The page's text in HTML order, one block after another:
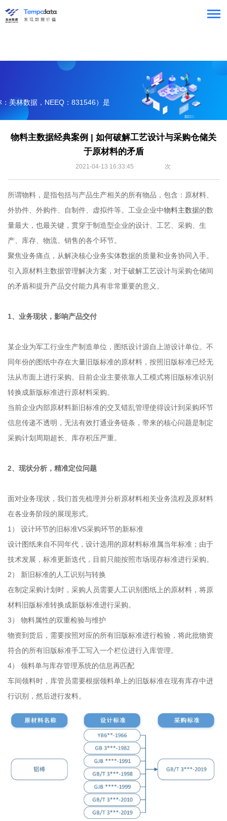
美林数据，NEEQ：831546）是
提供商。
物料主数据经典案例 | 如何破解工艺设计与采购仓储关
于原材料的矛盾
2021-04-13 16:33:45 次
所谓物料，是指包括与产品生产相关的所有物品，包含：原材料、
外协件、外购件、自制件、虚拟件等。工业企业中物料主数据的数
量最大，也最关键，贯穿于制造型企业的设计、工艺、采购、生
产、库存、物流、销售的各个环节。
聚焦业务痛点，从解决核心业务实体数据的质量和业务协同入手。
引入原材料主数据管理解决方案，对于破解工艺设计与采购仓储间
的矛盾和提升产品交付能力具有非常重要的意义。
1、业务现状，影响产品交付
某企业为军工行业生产制造单位，图纸设计源自上游设计单位。不
同年份的图纸中存在大量旧版标准的原材料，按照旧版标准已经无
法从市面上进行采购。目前企业主要依靠人工模式将旧版标准识别
转换成新版标准进行原材料采购。
当前企业内部原材料新旧标准的交叉错乱管理使得设计到采购环节
信息传递不透明，无法有效打通业务链条，带来的核心问题是制定
采购计划周期超长、库存积压严重。
2、现状分析，精准定位问题
面对业务现状，我们首先梳理并分析原材料相关业务流程及原材料
在各业务阶段的展现形式。
1） 设计环节的旧标准VS采购环节的新标准
设计图纸来自不同年代，设计选用的原材料标准属当年标准；由于
技术发展，标准更新迭代，目前只能按照市场现存标准进行采购。
2） 新旧标准的人工识别与转换
在制定采购计划时，采购人员需要人工识别图纸上的原材料，将原
材料旧版标准转换成新版标准进行采购。
3） 物料属性的双重检验与维护
物资到货后，需要按照对应的所有旧版标准进行检验，将此批物资
符合的所有旧版标准手工写入一个栏位进行入库管理。
4） 领料单与库存管理系统的信息再匹配
车间领料时，库管员需要根据领料单上的旧版标准在现有库存中进
行识别，然后进行发料。